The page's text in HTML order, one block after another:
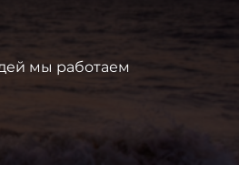
мы работаем